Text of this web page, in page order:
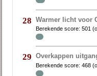
28 Warmer licht voor
Berekende score:501
29 Overkappen
Berekende score:468